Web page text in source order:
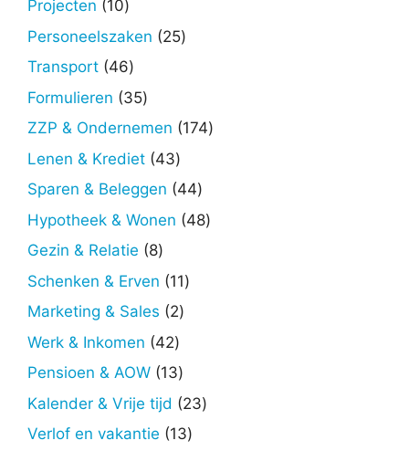
Projecten 1010
producten
Personeelszaken 2525
Transport 4646
producten
Formulieren 3535
producten
ZZP & Ondernemen 174174
Lenen & Krediet 4343
producten
Sparen & Beleggen 4444
producten
Hypotheek & Wonen 4848
Gezin & Relatie 88
producten
Schenken & Erven 1111
Marketing & Sales 22
Werk & Inkomen 4242
producten
Pensioen & AOW 1313
producten
Kalender & Vrije tijd 2323
Verlof en vakantie 1313